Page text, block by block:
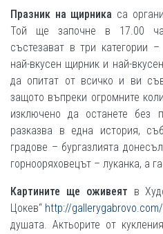
Празник на щирника са
Той ще започне в 17.00
състезават в три категории
най-вкусен щирник и най-
да опитат от всичко и ви
защото въпреки огромните
изключено да останете без
разказва в една история,
градове – бургазлията
горнооряховецът – луканка, а
Картините ще оживеят в
Цокев“ http://gallerygabrovo.com/
душата. Актьорите от